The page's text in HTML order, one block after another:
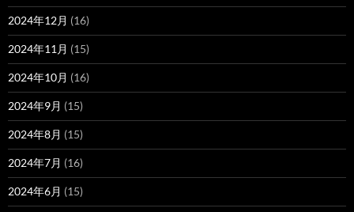
2024年12月 (16)
2024年11月 (15)
2024年10月 (16)
2024年9月 (15)
2024年8月 (15)
2024年7月 (16)
2024年6月 (15)